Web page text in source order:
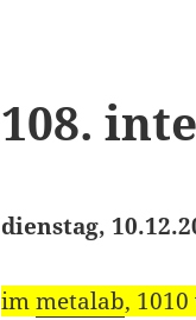
108.
dienstag,
immetalab,